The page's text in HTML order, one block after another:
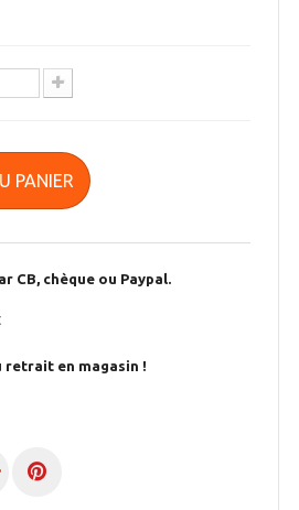
PANIER
CB, chèque ou Paypal.
retrait en magasin !